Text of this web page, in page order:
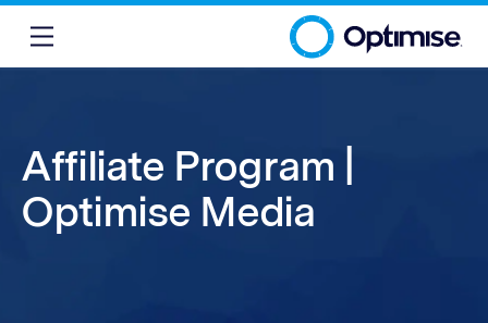
Affiliate Program |
Optimise Media